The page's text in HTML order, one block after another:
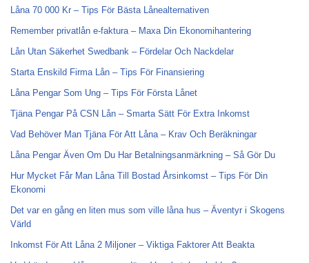
Låna 70 000 Kr – Tips För Bästa Lånealternativen
Remember privatlån e-faktura – Maxa Din Ekonomihantering
Lån Utan Säkerhet Swedbank – Fördelar Och Nackdelar
Starta Enskild Firma Lån – Tips För Finansiering
Låna Pengar Som Ung – Tips För Första Lånet
Tjäna Pengar På CSN Lån – Smarta Sätt För Extra Inkomst
Vad Behöver Man Tjäna För Att Låna – Krav Och Beräkningar
Låna Pengar Även Om Du Har Betalningsanmärkning – Så Gör Du
Hur Mycket Får Man Låna Till Bostad Årsinkomst – Tips För Din
Ekonomi
Det var en gång en liten mus som ville låna hus – Äventyr i Skogens
Värld
Inkomst För Att Låna 2 Miljoner – Viktiga Faktorer Att Beakta